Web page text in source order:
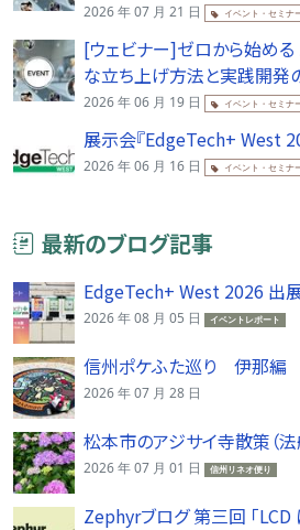
2026 年 07 月 21 日 イベント・セミナ
[ウェビナー]ゼロから始め
な立ち上げ方法と実践開発
2026 年 06 月 19 日 イベント・セミナ
展示会『EdgeTech+ West
2026 年 06 月 16 日 イベント・セミナ
最新のブログ記事
EdgeTech+ West 2026 出
2026 年 08 月 05 日 イベントレポート
信州ポケふた巡り 伊那編
2026 年 07 月 28 日
松本市のアジサイ寺散策（法
2026 年 07 月 01 日 信州リネオ便り
Zephyrブログ 第三回 「LCD